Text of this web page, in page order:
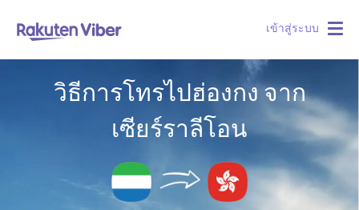
เข้าสู่ระบบ
วิธีการโทรไปฮ่องกง จาก
เซียร์ราลีโอน